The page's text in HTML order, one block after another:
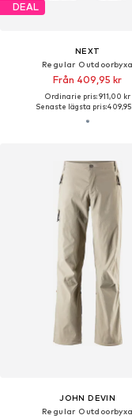
DEAL
NEXT
Regular Outdoorbyxa
Från 409,95 kr
Ordinarie pris: 911,00 kr
Senaste lägsta pris:
JOHN DEVIN
Regular Outdoorbyxa